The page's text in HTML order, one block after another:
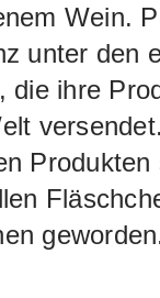
Wein.
unter den
die ihre